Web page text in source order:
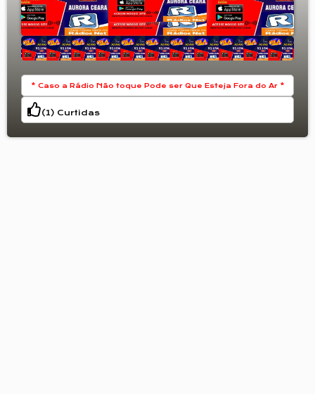
* Caso a Rádio Não toque Pode ser Que Esteja Fora do Ar *
(1) Curtidas